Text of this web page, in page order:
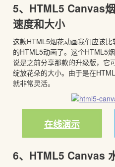
5、HTML5 Canvas
速度和大小
这款HTML5烟花动画我们应该
的HTML5动画了。这个HTML5
说是之前分享那款的升级版，它
绽放花朵的大小。由于是在
就非常灵活。
在线演示
6、HTML5 Canvas